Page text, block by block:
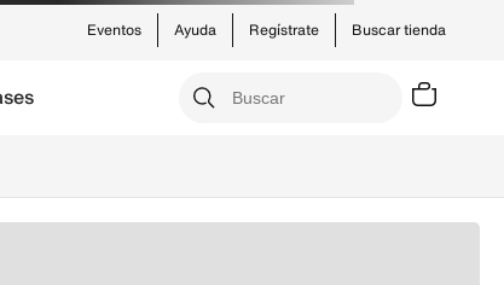
Buscar tienda
Ayuda Regístrate
Eventos